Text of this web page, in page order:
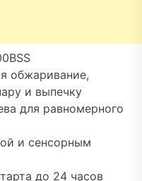
обжаривание,
и выпечку
для равномерного
и сенсорным
до 24 часов